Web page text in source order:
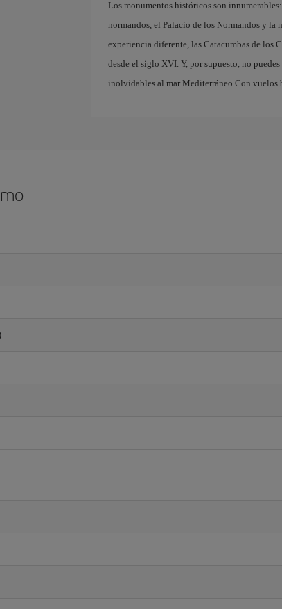
Los monumentos históricos son
normandos, el Palacio de los Normandos y la
experiencia diferente, las Catacumbas de los
desde el siglo XVI. Y, por supuesto, no
inolvidables al mar Mediterráneo.Con vuelos